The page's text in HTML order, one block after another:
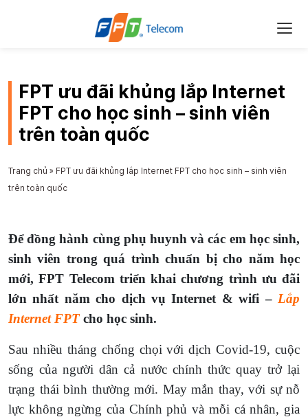
FPT ưu đãi khủng lắp Internet
FPT cho học sinh – sinh viên
trên toàn quốc
Trang chủ » FPT ưu đãi khủng lắp Internet FPT cho học sinh – sinh viên
trên toàn quốc
Để đồng hành cùng phụ huynh và các em học sinh,
sinh viên trong quá trình chuẩn bị cho năm học
mới, FPT Telecom triển khai chương trình ưu đãi
lớn nhất năm cho dịch vụ Internet & wifi – Lắp
Internet FPTcho học sinh.
Sau nhiều tháng chống chọi với dịch Covid-19, cuộc
sống của người dân cả nước chính thức quay trở lại
trạng thái bình thường mới. May mắn thay, với sự nỗ
lực không ngừng của Chính phủ và mỗi cá nhân, gia